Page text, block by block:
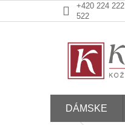
+420 224 222
522
DÁMSKE